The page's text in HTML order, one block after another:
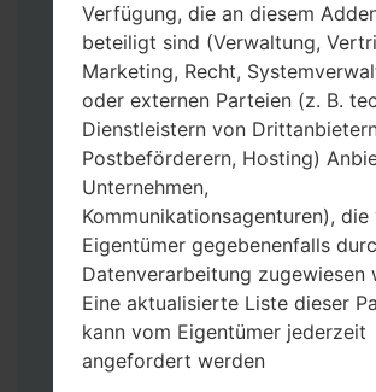
Laden Sie auf Ihren PC:
Version herunter.
Dann laden Sie die
herunter und entpacken Sie sie.
Sie brauchen 1(wählen Sie hier
Datei aus) oder 5 (wählen Sie
Dateien aus) Firmware-Dateien:
AP: „System & Recovery“
CP: „Modem & Radio“
CSC_***: „Country & Region &
HOME_CSC_***: „Country
Operator“
Fügen Sie dem Programm
Verfügung, die an diesem
beteiligt sind (Verwaltung,
Marketing, Recht,
oder externen Parteien (z. B.
Dienstleistern von
Postbeförderern, Hosting)
Unternehmen,
Kommunikationsagenturen), die
Eigentümer gegebenenfalls
Datenverarbeitung zugewiesen
Eine aktualisierte Liste dieser
kann vom Eigentümer jederzeit
angefordert werden